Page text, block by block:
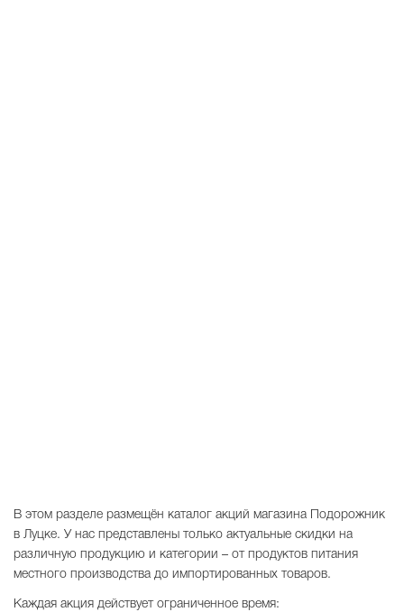
В этом разделе размещён каталог акций магазина Подорожник
в Луцке. У нас представлены только актуальные скидки на
различную продукцию и категории – от продуктов питания
местного производства до импортированных товаров.
Каждая акция действует ограниченное время: